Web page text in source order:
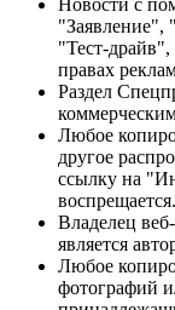
"Тест-
правах
Раздел
Любое
другое
ссылку на
воспрещается.
Владелец
является
Любое
фотографий